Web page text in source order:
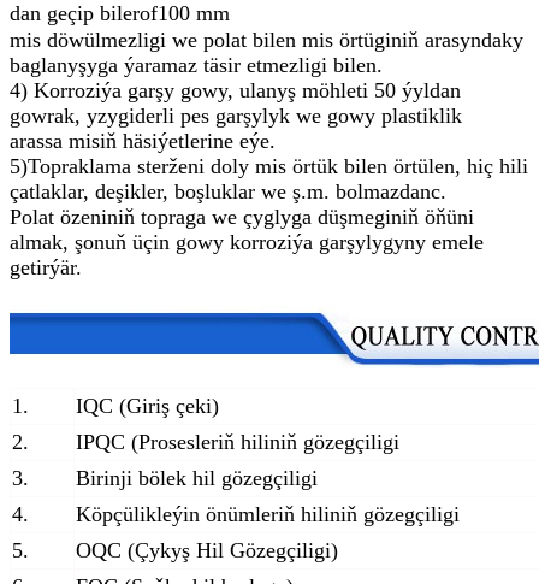
dan geçip bilerof100 mm
mis döwülmezligi we polat bilen mis örtüginiň arasyndaky
baglanyşyga ýaramaz täsir etmezligi bilen.
4) Korroziýa garşy gowy, ulanyş möhleti 50 ýyldan
gowrak, yzygiderli pes garşylyk we gowy plastiklik
arassa misiň häsiýetlerine eýe.
5)Topraklama sterženi doly mis örtük bilen örtülen, hiç hili
çatlaklar, deşikler, boşluklar we ş.m. bolmazdanc.
Polat özeniniň topraga we çyglyga düşmeginiň öňüni
almak, şonuň üçin gowy korroziýa garşylygyny emele
getirýär.
1.
IQC (Giriş çeki)
2.
IPQC (Prosesleriň hiliniň gözegçiligi
3.
Birinji bölek hil gözegçiligi
4.
Köpçülikleýin önümleriň hiliniň gözegçiligi
5.
OQC (Çykyş Hil Gözegçiligi)